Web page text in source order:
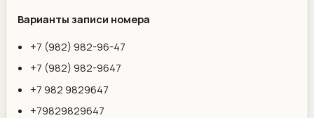
Варианты записи номера
+7 (982) 982-96-47
+7 (982) 982-9647
+7 982 9829647
+79829829647